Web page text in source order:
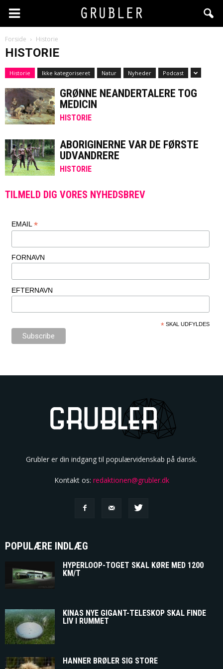
Forside Historie
HISTORIE
Historie Ikke kategoriseret Natur Nyheder Podcast
GRØNNE NEANDERTALERE TOG
MEDICIN
HISTORIE
ABORIGINERNE VAR DE FØRSTE
UDVANDRERE
HISTORIE
TILMELD DIG VORES NYHEDSBREV
EMAIL *
FORNAVN
EFTERNAVN
* SKAL UDFYLDES
Grubler er din indgang til populærvidenskab på dansk.
Kontakt os: redaktionen@grubler.dk
POPULÆRE INDLÆG
HYPERLOOP-TOGET SKAL KØRE MED 1200
KM/T
KINAS NYE GIGANT-TELESKOP SKAL FINDE
LIV I RUMMET
HANNER BRØLER SIG STORE